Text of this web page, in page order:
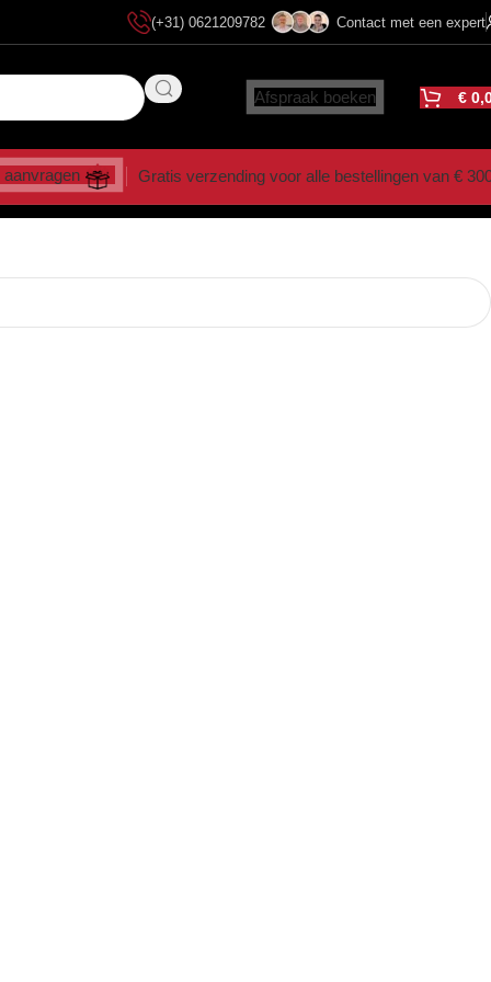
(+31) 0621209782 Contact met een expert
Afspraak boeken €
Gratis verzending voor alle bestellingen van €